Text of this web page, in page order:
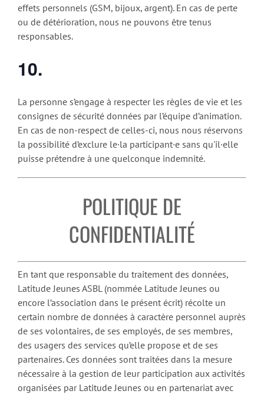
effets personnels (GSM, bijoux, argent). En cas de perte
ou de détérioration, nous ne pouvons être tenus
responsables.
10.
La personne s’engage à respecter les règles de vie et les
consignes de sécurité données par l’équipe d’animation.
En cas de non-respect de celles-ci, nous nous réservons
la possibilité d’exclure le·la participant·e sans qu'il·elle
puisse prétendre à une quelconque indemnité.
POLITIQUE DE
CONFIDENTIALITÉ
En tant que responsable du traitement des données,
Latitude Jeunes ASBL (nommée Latitude Jeunes ou
encore l’association dans le présent écrit) récolte un
certain nombre de données à caractère personnel auprès
de ses volontaires, de ses employés, de ses membres,
des usagers des services qu’elle propose et de ses
partenaires. Ces données sont traitées dans la mesure
nécessaire à la gestion de leur participation aux activités
organisées par Latitude Jeunes ou en partenariat avec